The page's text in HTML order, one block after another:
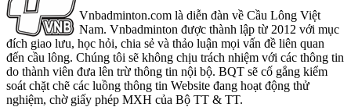
Vnbadminton.com là diễn đàn về Cầu Lông Việt
Nam. Vnbadminton được thành lập từ 2012 với mục
đích giao lưu, học hỏi, chia sẻ và thảo luận mọi vấn đề liên quan
đến cầu lông. Chúng tôi sẽ không chịu trách nhiệm với các thông tin
do thành viên đưa lên trừ thông tin nội bộ. BQT sẽ cố gắng kiểm
soát chặt chẽ các luồng thông tin Website đang hoạt động thử
nghiệm, chờ giấy phép MXH của Bộ TT & TT.